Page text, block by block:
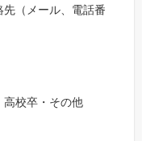
（メール、電話番
高校卒・その他